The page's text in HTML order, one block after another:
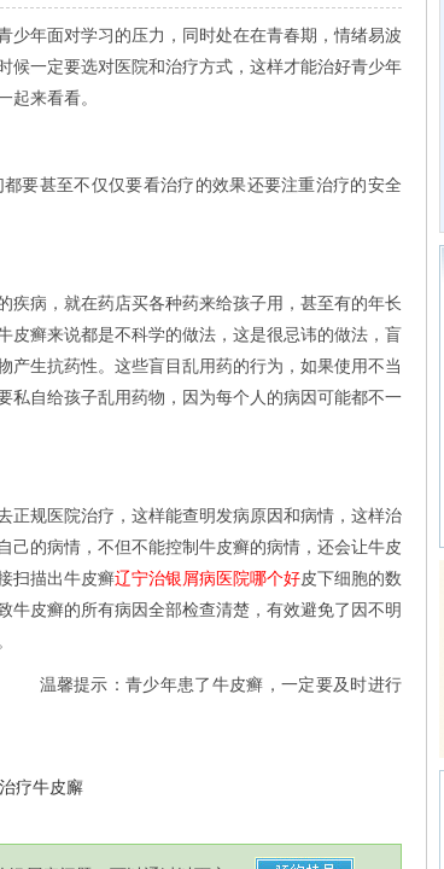
年面对学习的压力，同时处在在青春期，情绪易波
候一定要选对医院和治疗方式，这样才能治好青少年
起来看看。
甚至不仅仅要看治疗的效果还要注重治疗的安全
病，就在药店买各种药来给孩子用，甚至有的年长
皮癣来说都是不科学的做法，这是很忌讳的做法，盲
产生抗药性。这些盲目乱用药的行为，如果使用不当
私自给孩子乱用药物，因为每个人的病因可能都不一
规医院治疗，这样能查明发病原因和病情，这样治
己的病情，不但不能控制牛皮癣的病情，还会让牛皮
扫描出牛皮癣辽宁治银屑病医院哪个好皮下细胞的数
皮癣的所有病因全部检查清楚，有效避免了因不明
温馨提示：青少年患了牛皮癣，一定要及时进行
疗牛皮廨